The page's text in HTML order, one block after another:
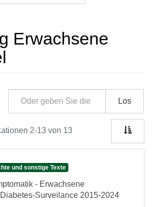
Erwachsene
Los
2-13 von 13
und sonstige Texte
- Erwachsene
Surveilance 2015-2024